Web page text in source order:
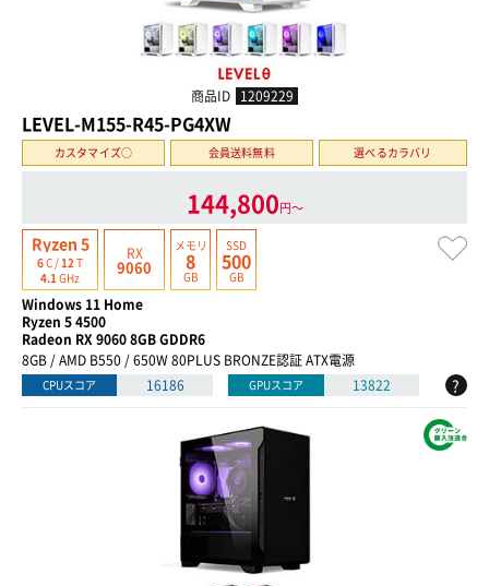
商品ID 1209229
LEVEL-M155-R45-PG4XW
カスタマイズ○ 会員送料無料 選べるカラバリ
144,800円〜
Ryzen 5
6C / 12 T
4.1GHz
RX
9060
メモリ
8
GB
SSD
500
GB
Windows 11 Home
Ryzen 5 4500
Radeon RX 9060 8GB GDDR6
8GB / AMD B550 / 650W 80PLUS BRONZE認証 ATX電源
CPUスコア 16186 GPUスコア 13822 ?